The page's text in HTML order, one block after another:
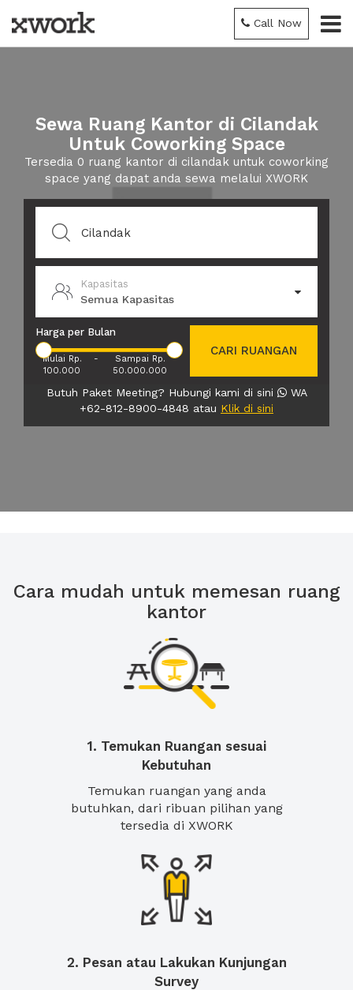
Call Now
Sewa Ruang Kantor di Cilandak
Untuk Coworking Space
Tersedia 0 ruang kantor di cilandak untuk coworking
space yang dapat anda sewa melalui XWORK
Kapasitas
Semua Kapasitas
Harga per Bulan
Mulai Rp.
100.000
-
Sampai Rp.
50.000.000
CARI RUANGAN
Butuh Paket Meeting? Hubungi kami di sini
WA
+62-812-8900-4848 atau Klik di sini
Cara mudah untuk memesan ruang
kantor
1. Temukan Ruangan sesuai
Kebutuhan
Temukan ruangan yang anda
butuhkan, dari ribuan pilihan yang
tersedia di XWORK
2. Pesan atau Lakukan Kunjungan
Survey